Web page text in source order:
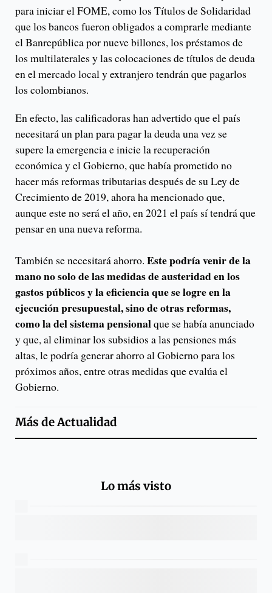
para iniciar el FOME, como los Títulos de Solidaridad
que los bancos fueron obligados a comprarle mediante
el Banrepública por nueve billones, los préstamos de
los multilaterales y las colocaciones de títulos de deuda
en el mercado local y extranjero tendrán que pagarlos
los colombianos.
En efecto, las calificadoras han advertido que el país
necesitará un plan para pagar la deuda una vez se
supere la emergencia e inicie la recuperación
económica y el Gobierno, que había prometido no
hacer más reformas tributarias después de su Ley de
Crecimiento de 2019, ahora ha mencionado que,
aunque este no será el año, en 2021 el país sí tendrá que
pensar en una nueva reforma.
También se necesitará ahorro. Este podría venir de la
mano no solo de las medidas de austeridad en los
gastos públicos y la eficiencia que se logre en la
ejecución presupuestal, sino de otras reformas,
como la del sistema pensionalque se había anunciado
y que, al eliminar los subsidios a las pensiones más
altas, le podría generar ahorro al Gobierno para los
próximos años, entre otras medidas que evalúa el
Gobierno.
Más deActualidad
Lo más visto